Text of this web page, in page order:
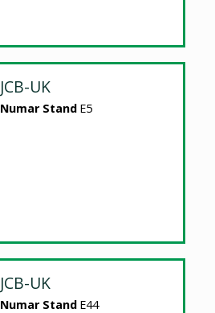
JCB-UK
Numar Stand E5
JCB-UK
Numar Stand E44